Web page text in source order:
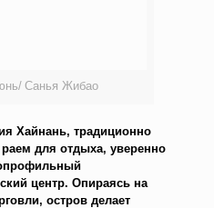
Санья Жибао
Хайнань, традиционно
для отдыха, уверенно
центр. Опираясь на
остров делает